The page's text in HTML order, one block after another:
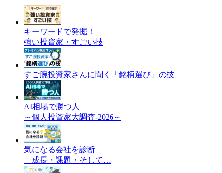
キーワードで発掘！
強い投資家・すごい技
すご腕投資家さんに聞く「銘柄選び」の技
AI相場で勝つ人
～個人投資家大調査-2026～
気になる会社を診断
成長・課題・そして…